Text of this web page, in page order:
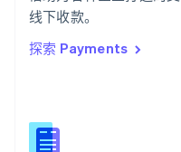
线下收款。
探索 Payments
希腊
English
西班牙
新西兰
English